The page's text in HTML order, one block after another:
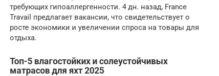
требующих гипоаллергенности. 4 дн. назад, France
Travail предлагает вакансии, что свидетельствует о
росте экономики и увеличении спроса на товары для
отдыха.
Топ-5 влагостойких и солеустойчивых
матрасов для яхт 2025